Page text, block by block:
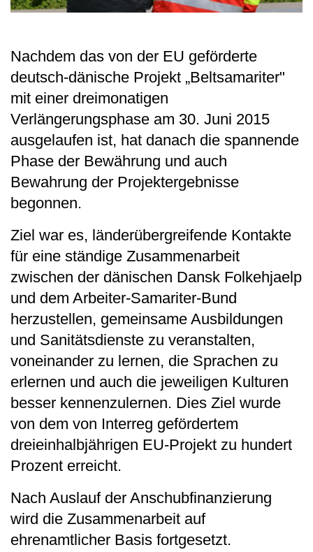
Nachdem das von der EU geförderte
deutsch-dänische Projekt „Beltsamariter"
mit einer dreimonatigen
Verlängerungsphase am 30. Juni 2015
ausgelaufen ist, hat danach die spannende
Phase der Bewährung und auch
Bewahrung der Projektergebnisse
begonnen.
Ziel war es, länderübergreifende Kontakte
für eine ständige Zusammenarbeit
zwischen der dänischen Dansk Folkehjaelp
und dem Arbeiter-Samariter-Bund
herzustellen, gemeinsame Ausbildungen
und Sanitätsdienste zu veranstalten,
voneinander zu lernen, die Sprachen zu
erlernen und auch die jeweiligen Kulturen
besser kennenzulernen. Dies Ziel wurde
von dem von Interreg gefördertem
dreieinhalbjährigen EU-Projekt zu hundert
Prozent erreicht.
Nach Auslauf der Anschubfinanzierung
wird die Zusammenarbeit auf
ehrenamtlicher Basis fortgesetzt.